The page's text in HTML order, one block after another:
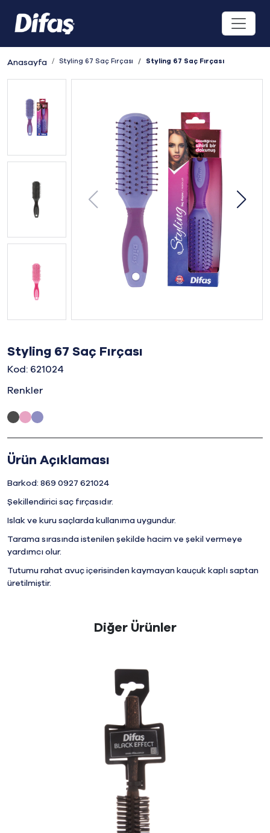
Anasayfa Styling 67 Saç Fırçası Styling 67 Saç Fırçası
Styling 67 Saç Fırçası
Kod: 621024
Renkler
Ürün Açıklaması
Barkod: 869 0927 621024
Şekillendirici saç fırçasıdır.
Islak ve kuru saçlarda kullanıma uygundur.
Tarama sırasında istenilen şekilde hacim ve şekil vermeye
yardımcı olur.
Tutumu rahat avuç içerisinden kaymayan kauçuk kaplı saptan
üretilmiştir.
Diğer Ürünler